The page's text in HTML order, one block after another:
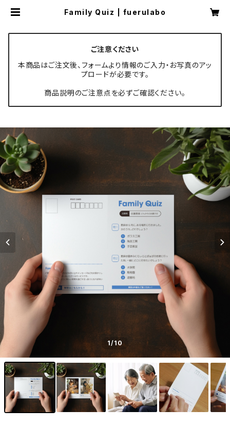
Family Quiz | fuerulabo
ご注意ください
本商品はご注文後、フォームより情報のご入力・お写真のアッ
プロードが必要です。
商品説明のご注意点を必ずご確認ください。
1/10